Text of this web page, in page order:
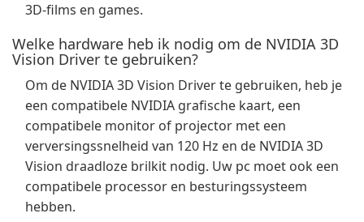
3D-films en games.
Welke hardware heb ik nodig om de NVIDIA 3D
Vision Driver te gebruiken?
Om de NVIDIA 3D Vision Driver te gebruiken, heb je
een compatibele NVIDIA grafische kaart, een
compatibele monitor of projector met een
verversingssnelheid van 120 Hz en de NVIDIA 3D
Vision draadloze brilkit nodig. Uw pc moet ook een
compatibele processor en besturingssysteem
hebben.